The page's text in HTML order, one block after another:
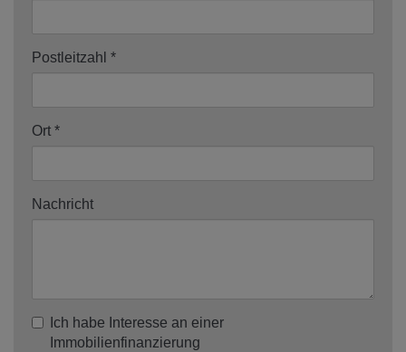
Postleitzahl
Ort
Nachricht
Ich habe Interesse an einer
Immobilienfinanzierung